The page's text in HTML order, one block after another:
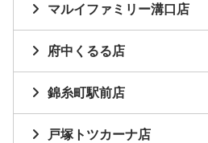
マルイファミリー溝口店
府中くるる店
錦糸町駅前店
戸塚トツカーナ店